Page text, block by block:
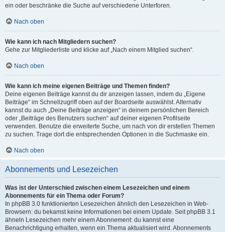
ein oder beschränke die Suche auf verschiedene Unterforen.
Nach oben
Wie kann ich nach Mitgliedern suchen?
Gehe zur Mitgliederliste und klicke auf „Nach einem Mitglied suchen“.
Nach oben
Wie kann ich meine eigenen Beiträge und Themen finden?
Deine eigenen Beiträge kannst du dir anzeigen lassen, indem du „Eigene
Beiträge“ im Schnellzugriff oben auf der Boardseite auswählst. Alternativ
kannst du auch „Deine Beiträge anzeigen“ in deinem persönlichen Bereich
oder „Beiträge des Benutzers suchen“ auf deiner eigenen Profilseite
verwenden. Benutze die erweiterte Suche, um nach von dir erstellen Themen
zu suchen. Trage dort die entsprechenden Optionen in die Suchmaske ein.
Nach oben
Abonnements und Lesezeichen
Was ist der Unterschied zwischen einem Lesezeichen und einem
Abonnements für ein Thema oder Forum?
In phpBB 3.0 funktionierten Lesezeichen ähnlich den Lesezeichen in Web-
Browsern: du bekamst keine Informationen bei einem Update. Seit phpBB 3.1
ähneln Lesezeichen mehr einem Abonnement: du kannst eine
Benachrichtigung erhalten, wenn ein Thema aktualisiert wird. Abonnements